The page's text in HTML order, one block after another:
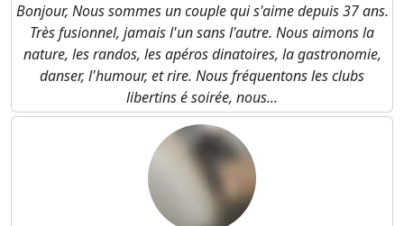
Bonjour, Nous sommes un couple qui s'aime depuis 37 ans.
Très fusionnel, jamais l'un sans l'autre. Nous aimons la
nature, les randos, les apéros dinatoires, la gastronomie,
danser, l'humour, et rire. Nous fréquentons les clubs
libertins é soirée, nous...